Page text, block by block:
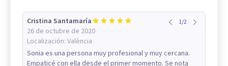
Cristina Santamaría
26 de octubre de 2020
Localización: València
1/2
Sonia es una persona muy profesional y muy cercana.
Empaticé con ella desde el primer momento. Se nota